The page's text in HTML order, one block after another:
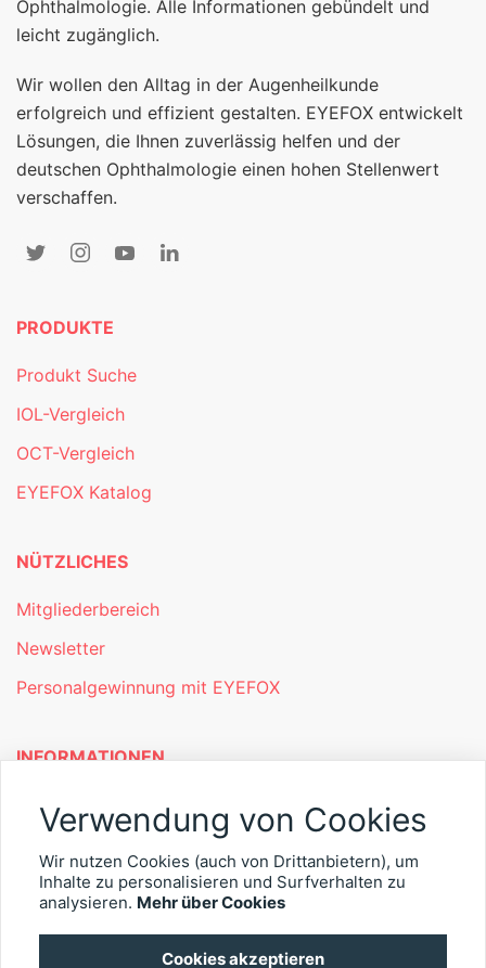
Ophthalmologie. Alle Informationen gebündelt und
leicht zugänglich.
Wir wollen den Alltag in der Augenheilkunde
erfolgreich und effizient gestalten. EYEFOX entwickelt
Lösungen, die Ihnen zuverlässig helfen und der
deutschen Ophthalmologie einen hohen Stellenwert
verschaffen.
PRODUKTE
Produkt Suche
IOL-Vergleich
OCT-Vergleich
EYEFOX Katalog
NÜTZLICHES
Mitgliederbereich
Newsletter
Personalgewinnung mit EYEFOX
INFORMATIONEN
Was ist EYEFOX – Ihre Möglichkeiten
Kontakt
Verwendung von Cookies
Wir nutzen Cookies (auch von Drittanbietern), um
Inhalte zu personalisieren und Surfverhalten zu
analysieren. Mehr über Cookies
Cookies akzeptieren